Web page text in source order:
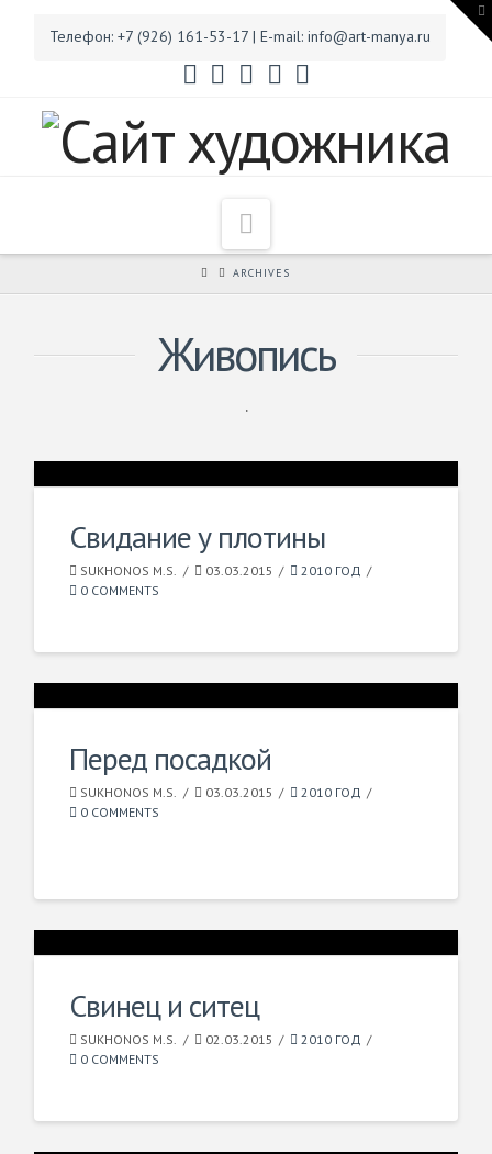
Телефон: +7 (926) 161-53-17 | E-mail: info@art-manya.ru
Сухонос
ARCHIVES
Живопись
.
Свидание у плотины
SUKHONOS M.S. 03.03.2015
2010 ГОД
0 COMMENTS
Перед посадкой
SUKHONOS M.S. 03.03.2015
2010 ГОД
0 COMMENTS
Свинец и ситец
SUKHONOS M.S. 02.03.2015
2010 ГОД
0 COMMENTS